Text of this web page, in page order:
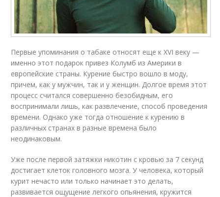
Первые упоминания о табаке относят еще к XVI веку —
именно этот подарок привез Колумб из Америки в
европейские страны. Курение быстро вошло в моду,
причем, как у мужчин, так и у женщин. Долгое время этот
процесс считался совершенно безобидным, его
воспринимали лишь, как развлечение, способ проведения
времени. Однако уже тогда отношение к курению в
различных странах в разные времена было
неодинаковым.
Уже после первой затяжки никотин с кровью за 7 секунд
достигает клеток головного мозга. У человека, который
курит нечасто или только начинает это делать,
развивается ощущение легкого опьянения, кружится